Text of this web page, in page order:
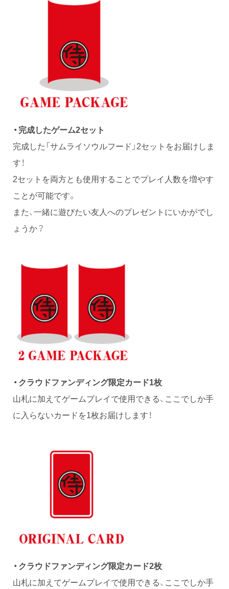
・完成したゲーム2セット
完成した「サムライソウルフード」2セットをお届けしま
す！
2セットを両方とも使用することでプレイ人数を増やす
ことが可能です。
また、一緒に遊びたい友人へのプレゼントにいかがでし
ょうか？
・クラウドファンディング限定カード1枚
山札に加えてゲームプレイで使用できる、ここでしか手
に入らないカードを1枚お届けします！
・クラウドファンディング限定カード2枚
山札に加えてゲームプレイで使用できる、ここでしか手